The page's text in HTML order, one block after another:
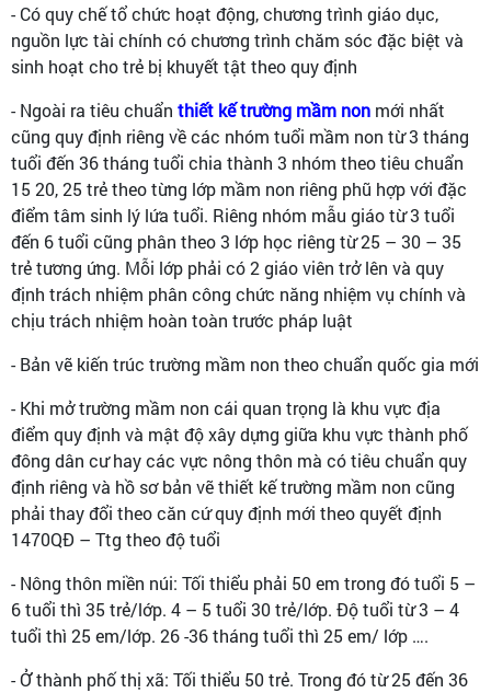
- Có quy chế tổ chức hoạt động, chương trình giáo dục,
nguồn lực tài chính có chương trình chăm sóc đặc biệt và
sinh hoạt cho trẻ bị khuyết tật theo quy định
- Ngoài ra tiêu chuẩn thiết kế trường mầm non mới nhất
cũng quy định riêng về các nhóm tuổi mầm non từ 3 tháng
tuổi đến 36 tháng tuổi chia thành 3 nhóm theo tiêu chuẩn
15 20, 25 trẻ theo từng lớp mầm non riêng phũ hợp với đặc
điểm tâm sinh lý lứa tuổi. Riêng nhóm mẫu giáo từ 3 tuổi
đến 6 tuổi cũng phân theo 3 lớp học riêng từ 25 – 30 – 35
trẻ tương ứng. Mỗi lớp phải có 2 giáo viên trở lên và quy
định trách nhiệm phân công chức năng nhiệm vụ chính và
chịu trách nhiệm hoàn toàn trước pháp luật
- Bản vẽ kiến trúc trường mầm non theo chuẩn quốc gia mới
- Khi mở trường mầm non cái quan trọng là khu vực địa
điểm quy định và mật độ xây dựng giữa khu vực thành phố
đông dân cư hay các vực nông thôn mà có tiêu chuẩn quy
định riêng và hồ sơ bản vẽ thiết kế trường mầm non cũng
phải thay đổi theo căn cứ quy định mới theo quyết định
1470QĐ – Ttg theo độ tuổi
- Nông thôn miền núi: Tối thiểu phải 50 em trong đó tuổi 5 –
6 tuổi thì 35 trẻ/lớp. 4 – 5 tuổi 30 trẻ/lớp. Độ tuổi từ 3 – 4
tuổi thì 25 em/lớp. 26 -36 tháng tuổi thì 25 em/ lớp ….
- Ở thành phố thị xã: Tối thiểu 50 trẻ. Trong đó từ 25 đến 36